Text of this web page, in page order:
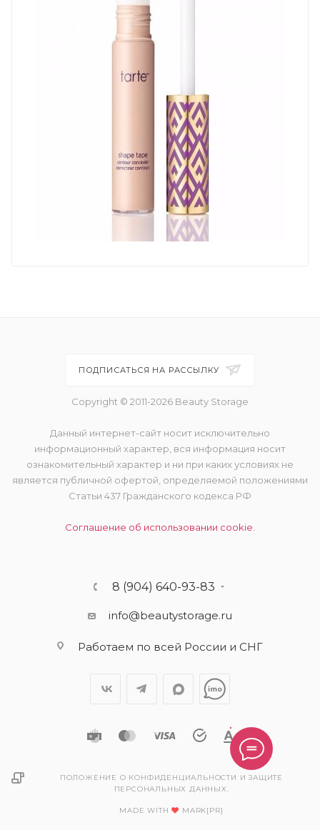
ПОДПИСАТЬСЯ НА РАССЫЛКУ
Copyright © 2011-2026 Beauty Storage
Данный интернет-сайт носит исключительно
информационный характер, вся информация носит
ознакомительный характер и ни при каких условиях не
является публичной офертой, определяемой положениями
Статьи 437 Гражданского кодекса РФ
Соглашение об использовании cookie.
8 (904) 640-93-83
info@beautystorage.ru
Работаем по всей России и СНГ
ПОЛОЖЕНИЕ О КОНФИДЕНЦИАЛЬНОСТИ И ЗАЩИТЕ
ПЕРСОНАЛЬНЫХ ДАННЫХ.
MADE WITH MARK[PR]